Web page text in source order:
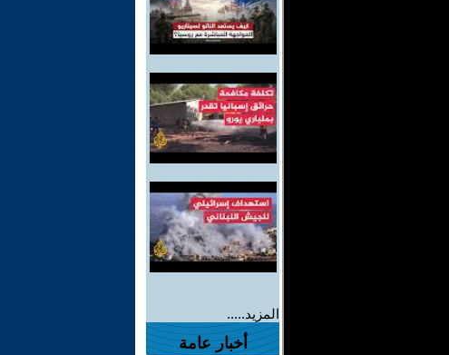
المزيد.....
أخبار عامة